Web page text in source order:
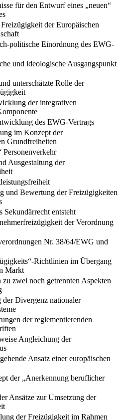
für den Entwurf eines „neuen“
der Europäischen
politische Einordnung des EWG-
und ideologische Ausgangspunkt
unterschätzte Rolle der
der integrativen
des EWG-Vertrags
im Konzept der
Grundfreiheiten
Personenverkehr
Ausgestaltung der
und Bewertung der Freizügigkeiten
Sekundärrecht entsteht
der Verordnung
Nr. 38/64/EWG und
Richtlinien im Übergang
Markt
zwei noch getrennten Aspekten
Divergenz nationaler
der reglementierenden
Angleichung der
Ansatz einer europäischen
der „Anerkennung beruflicher
Ansätze zur Umsetzung der
der Freizügigkeit im Rahmen